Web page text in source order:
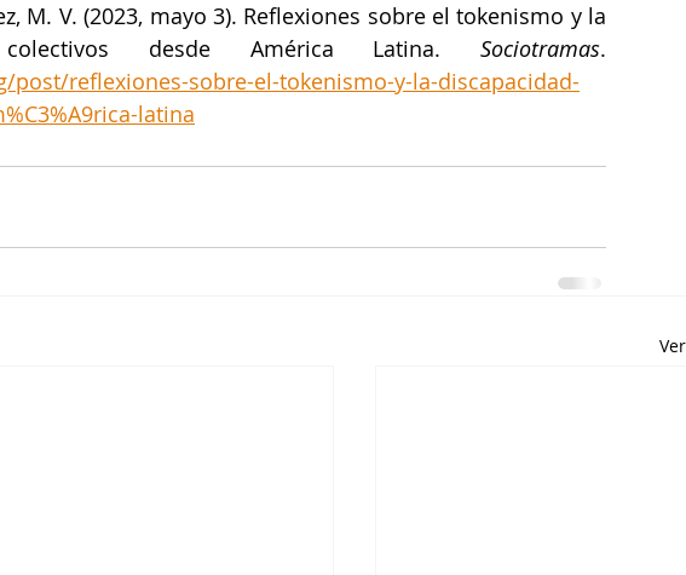
M. V. (2023, mayo 3). Reflexiones sobre el tokenismo y la
colectivos desde América Latina. Sociotramas
reflexiones-sobre-el-tokenismo-y-la-discapacidad-
latina